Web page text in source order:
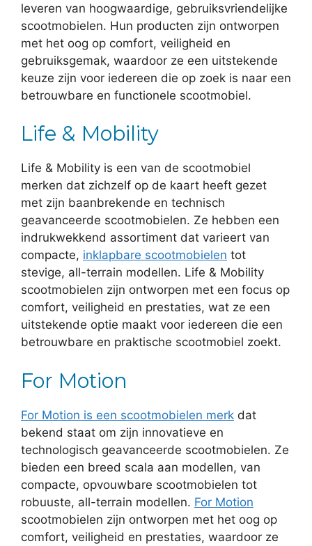
leveren van hoogwaardige, gebruiksvriendelijke
scootmobielen. Hun producten zijn ontworpen
met het oog op comfort, veiligheid en
gebruiksgemak, waardoor ze een uitstekende
keuze zijn voor iedereen die op zoek is naar een
betrouwbare en functionele scootmobiel.
Life & Mobility
Life & Mobility is een van de scootmobiel
merken dat zichzelf op de kaart heeft gezet
met zijn baanbrekende en technisch
geavanceerde scootmobielen. Ze hebben een
indrukwekkend assortiment dat varieert van
compacte, inklapbare scootmobielen tot
stevige, all-terrain modellen. Life & Mobility
scootmobielen zijn ontworpen met een focus op
comfort, veiligheid en prestaties, wat ze een
uitstekende optie maakt voor iedereen die een
betrouwbare en praktische scootmobiel zoekt.
For Motion
For Motion is een scootmobielen merk dat
bekend staat om zijn innovatieve en
technologisch geavanceerde scootmobielen. Ze
bieden een breed scala aan modellen, van
compacte, opvouwbare scootmobielen tot
robuuste, all-terrain modellen. For Motion
scootmobielen zijn ontworpen met het oog op
comfort, veiligheid en prestaties, waardoor ze